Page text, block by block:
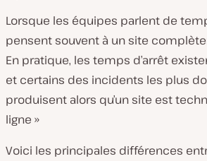
Lorsque les équipes parlent de
pensent souvent à un site
En pratique, les temps d’arrêt
et certains des incidents les plus
produisent alors qu’un site est
ligne »
Voici les principales différences